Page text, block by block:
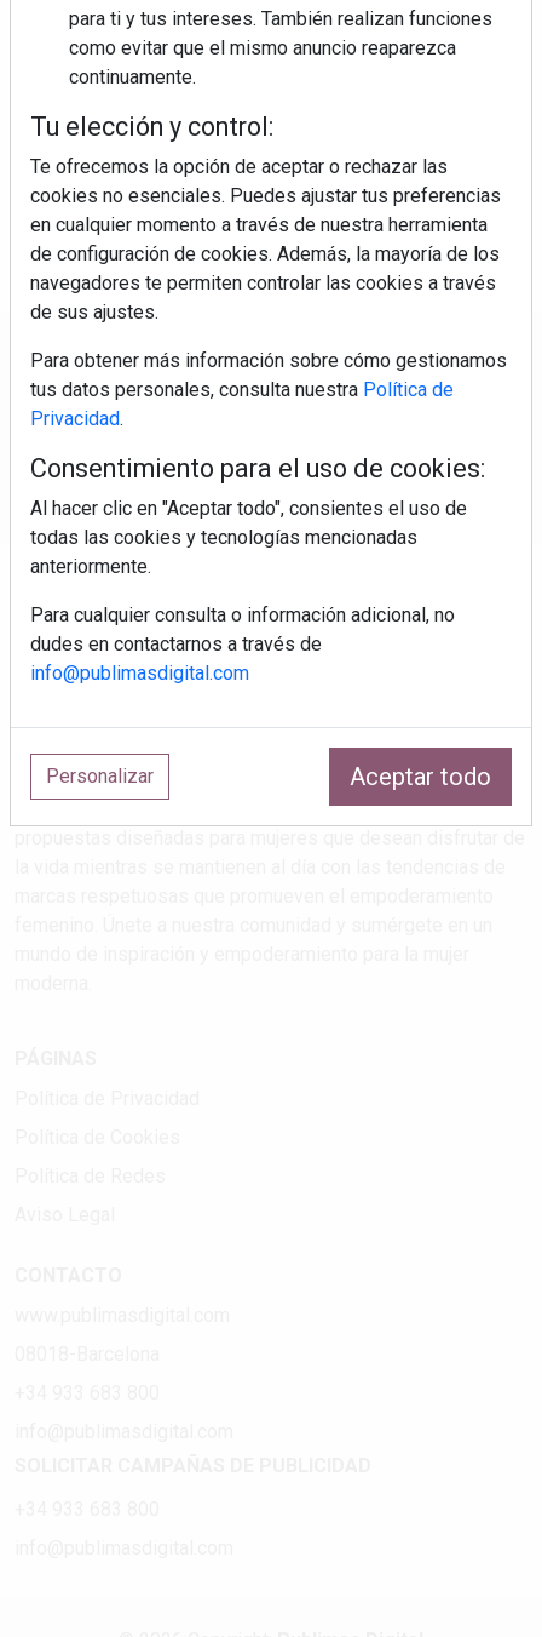
Colágeno, vitamina C y otros activos ¿son más
efectivos en la piel o en suplementos orales?
Regístrate y accede a contenidos
exclusivos
Estilos de vida que atrapan
Explora las últimas tendencias en salud, maternidad, viajes,
cultura y feminismo en nuestra revista. Descubre
para ti y tus intereses. También realizan funciones
como evitar que el mismo anuncio reaparezca
continuamente.
Tu elección y control:
Te ofrecemos la opción de aceptar o rechazar las
cookies no esenciales. Puedes ajustar tus preferencias
en cualquier momento a través de nuestra herramienta
de configuración de cookies. Además, la mayoría de los
navegadores te permiten controlar las cookies a través
de sus ajustes.
Para obtener más información sobre cómo gestionamos
tus datos personales, consulta nuestra Política de
Privacidad.
Consentimiento para el uso de cookies:
Al hacer clic en "Aceptar todo", consientes el uso de
todas las cookies y tecnologías mencionadas
anteriormente.
Para cualquier consulta o información adicional, no
dudes en contactarnos a través de
info@publimasdigital.com
Personalizar Aceptar todo